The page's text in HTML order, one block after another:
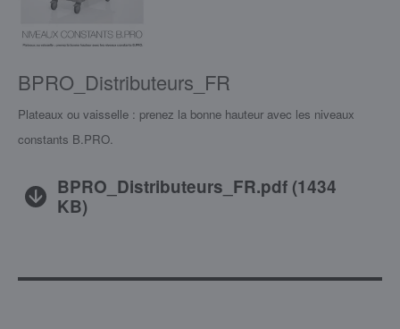
BPRO_Distributeurs_FR
Plateaux ou vaisselle : prenez la bonne hauteur avec les niveaux
constants B.PRO.
BPRO_Distributeurs_FR.pdf(1434
KB)